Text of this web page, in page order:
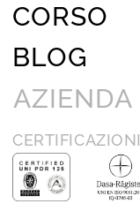
CORSO
BLOG
AZIENDA
CERTIFICAZIONI